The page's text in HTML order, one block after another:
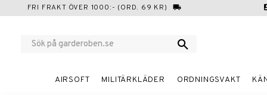
FRI FRAKT ÖVER 1000:- (ORD. 69 KR) local_shipping
AIRSOFT MILITÄRKLÄDER ORDNINGSVAKT